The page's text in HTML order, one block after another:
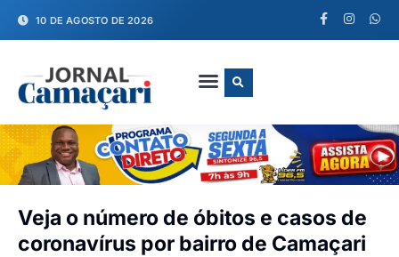
10 DE AGOSTO DE 2026
Veja o número de óbitos e casos de
coronavírus por bairro de Camaçari